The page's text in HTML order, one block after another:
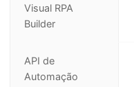
Visual RPA
Builder
API de
Automação